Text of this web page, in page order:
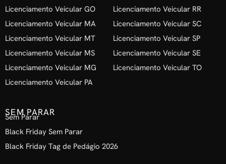
Licenciamento Veicular GO
Licenciamento Veicular MA
Licenciamento Veicular MT
Licenciamento Veicular MS
Licenciamento Veicular MG
Licenciamento Veicular PA
Licenciamento Veicular RR
Licenciamento Veicular SC
Licenciamento Veicular SP
Licenciamento Veicular SE
Licenciamento Veicular TO
SEM PARAR
Sem Parar
Black Friday Sem Parar
Black Friday Tag de Pedágio 2026